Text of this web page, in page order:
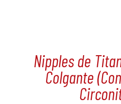
Nipples de
Colgante